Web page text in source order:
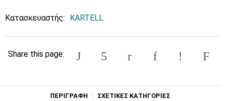
Κατασκευαστής: KARTELL
Share this page:
ΠΕΡΙΓΡΑΦΗ ΣΧΕΤΙΚΕΣ ΚΑΤΗΓΟΡΙΕΣ